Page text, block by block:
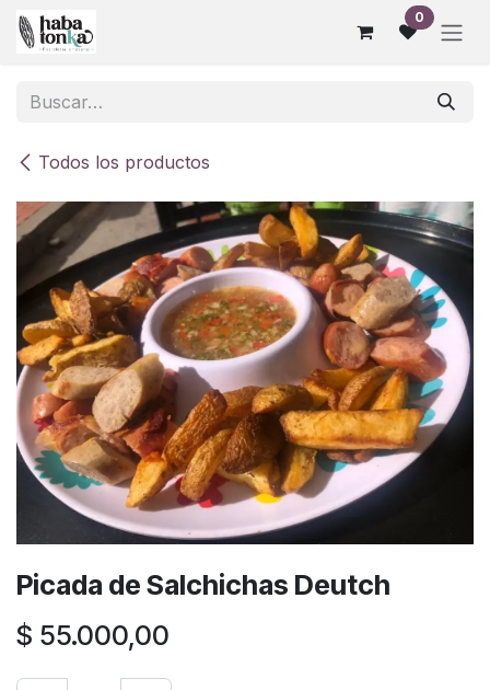
Ir al contenido 0
Todos los productos
Picada de Salchichas Deutch
$ 55.000,00